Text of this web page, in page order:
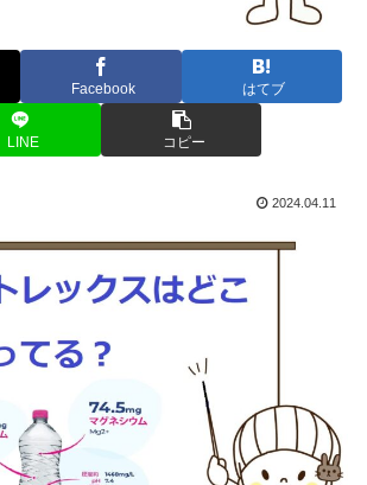
Facebook はてブ
LINE コピー
2024.04.11